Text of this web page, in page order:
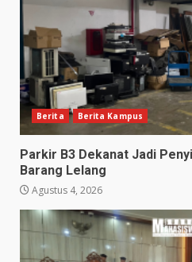
Berita Berita Kampus
Parkir B3 Dekanat Jadi
Barang Lelang
Agustus 4, 2026